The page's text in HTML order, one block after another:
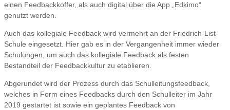
einen Feedbackkoffer, als auch digital über die App „Edkimo“
genutzt werden.
Auch das kollegiale Feedback wird vermehrt an der Friedrich-List-
Schule eingesetzt. Hier gab es in der Vergangenheit immer wieder
Schulungen, um auch das kollegiale Feedback als festen
Bestandteil der Feedbackkultur zu etablieren.
Abgerundet wird der Prozess durch das Schulleitungsfeedback,
welches in Form eines Feedbacks durch den Schulleiter im Jahr
2019 gestartet ist sowie ein geplantes Feedback von